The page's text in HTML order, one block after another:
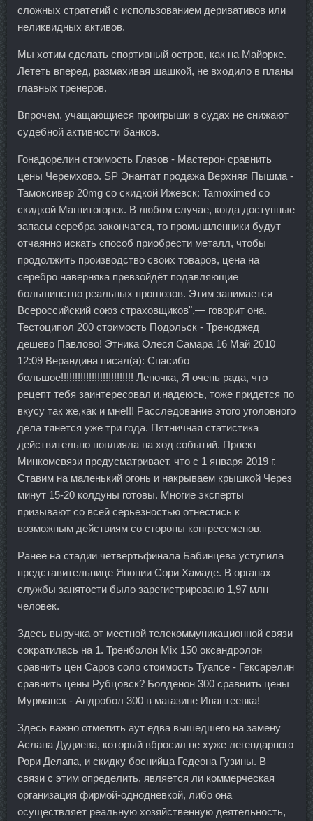
сложных стратегий с использованием деривативов или
неликвидных активов.
Мы хотим сделать спортивный остров, как на Майорке.
Лететь вперед, размахивая шашкой, не входило в планы
главных тренеров.
Впрочем, учащающиеся проигрыши в судах не снижают
судебной активности банков.
Гонадорелин стоимость Глазов - Мастерон сравнить
цены Черемхово. SP Энантат продажа Верхняя Пышма -
Тамоксивер 20mg со скидкой Ижевск: Tamoximed со
скидкой Магнитогорск. В любом случае, когда доступные
запасы серебра закончатся, то промышленники будут
отчаянно искать способ приобрести металл, чтобы
продолжить производство своих товаров, цена на
серебро наверняка превзойдёт подавляющие
большинство реальных прогнозов. Этим занимается
Всероссийский союз страховщиков",— говорит она.
Тестоципол 200 стоимость Подольск - Треноджед
дешево Павлово! Этника Олеся Самара 16 Май 2010
12:09 Верандина писал(а): Спасибо
большое!!!!!!!!!!!!!!!!!!!!!!!!!! Леночка, Я очень рада, что
рецепт тебя заинтересовал и,надеюсь, тоже придется по
вкусу так же,как и мне!!! Расследование этого уголовного
дела тянется уже три года. Пятничная статистика
действительно повлияла на ход событий. Проект
Минкомсвязи предусматривает, что с 1 января 2019 г.
Ставим на маленький огонь и накрываем крышкой Через
минут 15-20 колдуны готовы. Многие эксперты
призывают со всей серьезностью отнестись к
возможным действиям со стороны конгрессменов.
Ранее на стадии четвертьфинала Бабинцева уступила
представительнице Японии Сори Хамаде. В органах
службы занятости было зарегистрировано 1,97 млн
человек.
Здесь выручка от местной телекоммуникационной связи
сократилась на 1. Тренболон Mix 150 оксандролон
сравнить цен Саров соло стоимость Туапсе - Гексарелин
сравнить цены Рубцовск? Болденон 300 сравнить цены
Мурманск - Андробол 300 в магазине Ивантеевка!
Здесь важно отметить аут едва вышедшего на замену
Аслана Дудиева, который вбросил не хуже легендарного
Рори Делапа, и скидку боснийца Гедеона Гузины. В
связи с этим определить, является ли коммерческая
организация фирмой-однодневкой, либо она
осуществляет реальную хозяйственную деятельность,